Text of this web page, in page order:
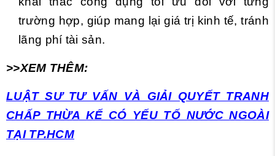
trường hợp, giúp mang lại giá trị kinh tế, tránh
lãng phí tài sản.
>>XEM THÊM:
LUẬT SƯ TƯ VẤN VÀ GIẢI QUYẾT TRANH
CHẤP THỪA KẾ CÓ YẾU TỐ NƯỚC NGOÀI
TẠI TP.HCM